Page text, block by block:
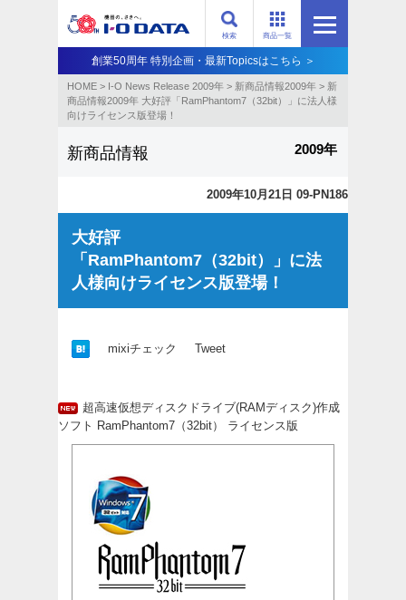
商品一覧
検索
創業50周年 特別企画・最新Topicsはこちら ＞
HOME > I-O News Release 2009年 > 新商品情報2009年 > 新
商品情報2009年 大好評「RamPhantom7（32bit）」に法人様
向けライセンス版登場！
新商品情報 2009年
2009年10月21日 09-PN186
大好評
「RamPhantom7（32bit）」に法
人様向けライセンス版登場！
mixiチェック Tweet
超高速仮想ディスクドライブ(RAMディスク)作成
ソフト RamPhantom7（32bit） ライセンス版